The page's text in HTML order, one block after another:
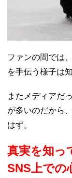
ファンの間では
を手伝う様子は
またメディアだ
が多いのだから
はず。
真実を知っ
SNS上での